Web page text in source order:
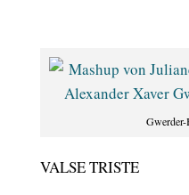
Gwerder-
VALSE TRISTE